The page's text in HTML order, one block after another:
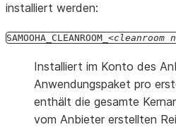
installiert werden:
SAMOOHA_CLEANROOM_ cleanroom
Installiert im Konto des
Anwendungspaket pro
enthält die gesamte
vom Anbieter erstellten